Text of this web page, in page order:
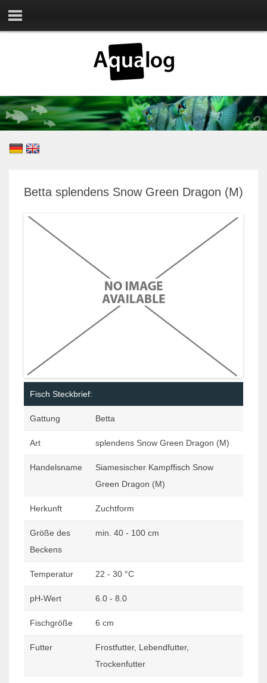
Betta splendens Snow Green Dragon (M)
Fisch Steckbrief:
Gattung Betta
Art splendens Snow Green Dragon (M)
Handelsname
Siamesischer Kampffisch Snow
Green Dragon (M)
Herkunft Zuchtform
Größe des
Beckens
min. 40 - 100 cm
Temperatur 22 - 30 °C
pH-Wert 6.0 - 8.0
Fischgröße 6 cm
Futter
Frostfutter, Lebendfutter,
Trockenfutter